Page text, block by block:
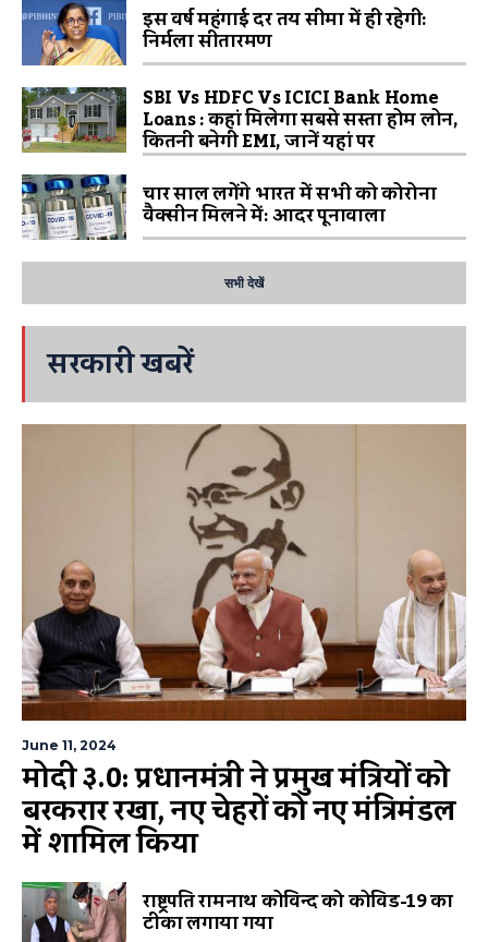
इस वर्ष महंगाई दर तय सीमा में ही रहेगी:
निर्मला सीतारमण
SBI Vs HDFC Vs ICICI Bank Home
Loans : कहां मिलेगा सबसे सस्ता होम लोन,
कितनी बनेगी EMI, जानें यहां पर
चार साल लगेंगे भारत में सभी को कोरोना
वैक्सीन मिलने में: आदर पूनावाला
सभी देखें
सरकारी खबरें
June 11, 2024
मोदी ३.0: प्रधानमंत्री ने प्रमुख मंत्रियों को
बरकरार रखा, नए चेहरों को नए मंत्रिमंडल
में शामिल किया
राष्ट्रपति रामनाथ कोविन्द को कोविड-19 का
टीका लगाया गया